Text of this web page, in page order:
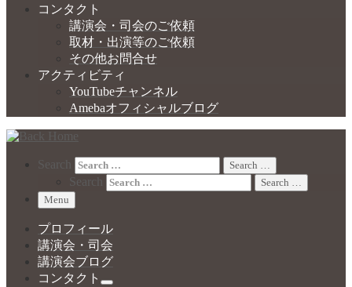
コンタクト
講演会・司会のご依頼
取材・出演等のご依頼
その他お問合せ
アクティビティ
YouTubeチャンネル
Amebaオフィシャルブログ
Search Search …
Search
Search …
Menu
プロフィール
講演会・司会
講演会ブログ
コンタクト